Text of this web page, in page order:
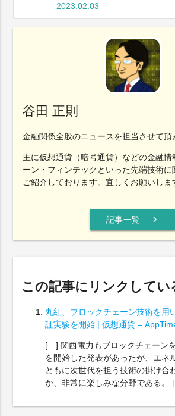
2023.02.03
谷田 正則
金融関係全般のニュースを担当させて頂
主に仮想通貨（暗号通貨）などの金融情
ーン・フィンテックといった先端技術に
ご紹介しております。宜しくお願いしま
記事一覧 chevron_right
この記事にリンクしてい
丸紅、ブロックチェーン技術を用
証実験を開始 | 仮想通貨 –
[…] 関西電力もブロックチェーン
を開始した発表があったが、エネ
ともに次世代を担う技術の掛け合
か、非常に楽しみな分野である。